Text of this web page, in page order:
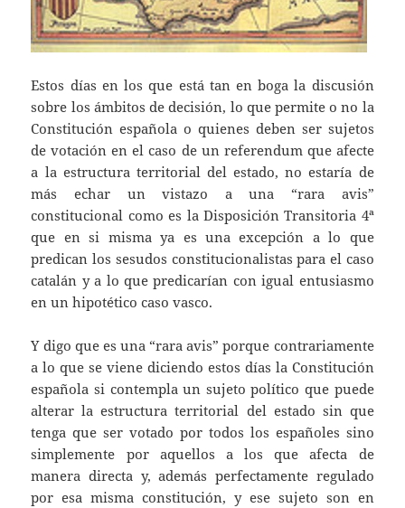
Estos días en los que está tan en boga la discusión
sobre los ámbitos de decisión, lo que permite o no la
Constitución española o quienes deben ser sujetos
de votación en el caso de un referendum que afecte
a la estructura territorial del estado, no estaría de
más echar un vistazo a una “rara avis”
constitucional como es la Disposición Transitoria 4ª
que en si misma ya es una excepción a lo que
predican los sesudos constitucionalistas para el caso
catalán y a lo que predicarían con igual entusiasmo
en un hipotético caso vasco.
Y digo que es una “rara avis” porque contrariamente
a lo que se viene diciendo estos días la Constitución
española si contempla un sujeto político que puede
alterar la estructura territorial del estado sin que
tenga que ser votado por todos los españoles sino
simplemente por aquellos a los que afecta de
manera directa y, además perfectamente regulado
por esa misma constitución, y ese sujeto son en